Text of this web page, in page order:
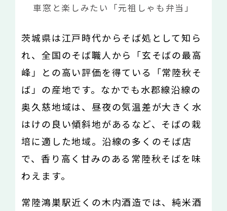
車窓と楽しみたい「元祖しゃも弁当」
茨城県は江戸時代からそば処として知ら
れ、全国のそば職人から「玄そばの最高
峰」との高い評価を得ている「常陸秋そ
ば」の産地です。なかでも水郡線沿線の
奥久慈地域は、昼夜の気温差が大きく水
はけの良い傾斜地があるなど、そばの栽
培に適した地域。沿線の多くのそば店
で、香り高く甘みのある常陸秋そばを味
わえます。
常陸鴻巣駅近くの木内酒造では、純米酒